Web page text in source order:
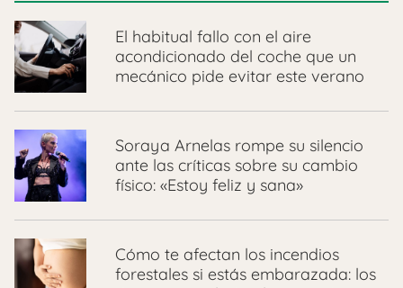
El habitual fallo con el aire
acondicionado del coche que un
mecánico pide evitar este verano
Soraya Arnelas rompe su silencio
ante las críticas sobre su cambio
físico: «Estoy feliz y sana»
Cómo te afectan los incendios
forestales si estás embarazada: los